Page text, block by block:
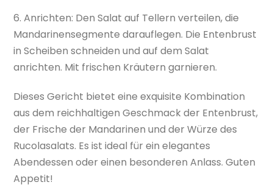
6. Anrichten: Den Salat auf Tellern verteilen, die
Mandarinensegmente darauflegen. Die Entenbrust
in Scheiben schneiden und auf dem Salat
anrichten. Mit frischen Kräutern garnieren.
Dieses Gericht bietet eine exquisite Kombination
aus dem reichhaltigen Geschmack der Entenbrust,
der Frische der Mandarinen und der Würze des
Rucolasalats. Es ist ideal für ein elegantes
Abendessen oder einen besonderen Anlass. Guten
Appetit!